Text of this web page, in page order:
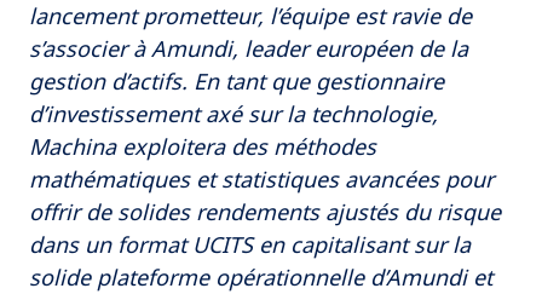
lancement prometteur, l’équipe est ravie de
s’associer à Amundi, leader européen de la
gestion d’actifs. En tant que gestionnaire
d’investissement axé sur la technologie,
Machina exploitera des méthodes
mathématiques et statistiques avancées pour
offrir de solides rendements ajustés du risque
dans un format UCITS en capitalisant sur la
solide plateforme opérationnelle d’Amundi et